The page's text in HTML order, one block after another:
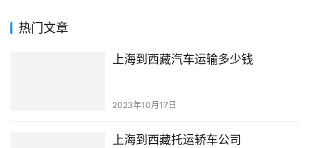
热门文章
上海到西藏汽车运输多少钱
2023年10月17日
上海到西藏托运轿车公司